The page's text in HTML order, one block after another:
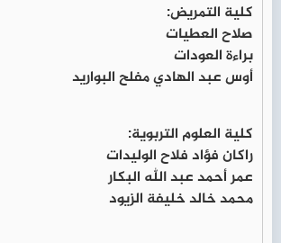
كلية التمريض:
صلاح العطيات
براءة العودات
أوس عبد الهادي مفلح البواريد
كلية العلوم التربوية:
راكان فؤاد فلاح الوليدات
عمر أحمد عبد الله البكار
محمد خالد خليفة الزيود